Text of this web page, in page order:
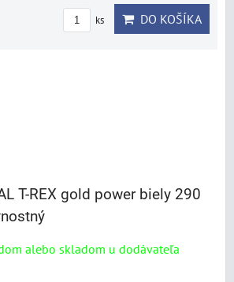
ks DO KOŠÍKA
T-REX gold power biely 290
alebo skladom u dodávateľa